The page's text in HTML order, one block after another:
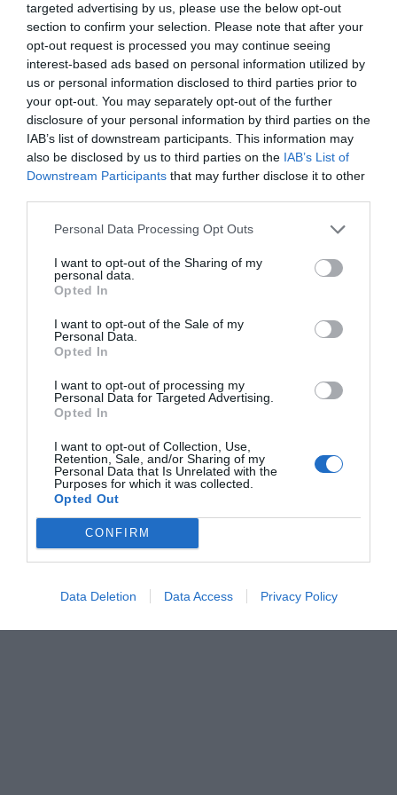
targeted advertising by us, please use the below opt-out
section to confirm your selection. Please note that after your
opt-out request is processed you may continue seeing
interest-based ads based on personal information utilized by
us or personal information disclosed to third parties prior to
your opt-out. You may separately opt-out of the further
disclosure of your personal information by third parties on the
IAB’s list of downstream participants. This information may
also be disclosed by us to third parties on the IAB’s List of
Downstream Participants that may further disclose it to other
Personal Data Processing Opt Outs
I want to opt-out of the Sharing of my
personal data.
Opted In
I want to opt-out of the Sale of my
Personal Data.
Opted In
I want to opt-out of processing my
Personal Data for Targeted Advertising.
Opted In
I want to opt-out of Collection, Use,
Retention, Sale, and/or Sharing of my
Personal Data that Is Unrelated with the
Purposes for which it was collected.
Opted Out
CONFIRM
Data Deletion Data Access Privacy Policy
Egokitzapen egokiaren bila